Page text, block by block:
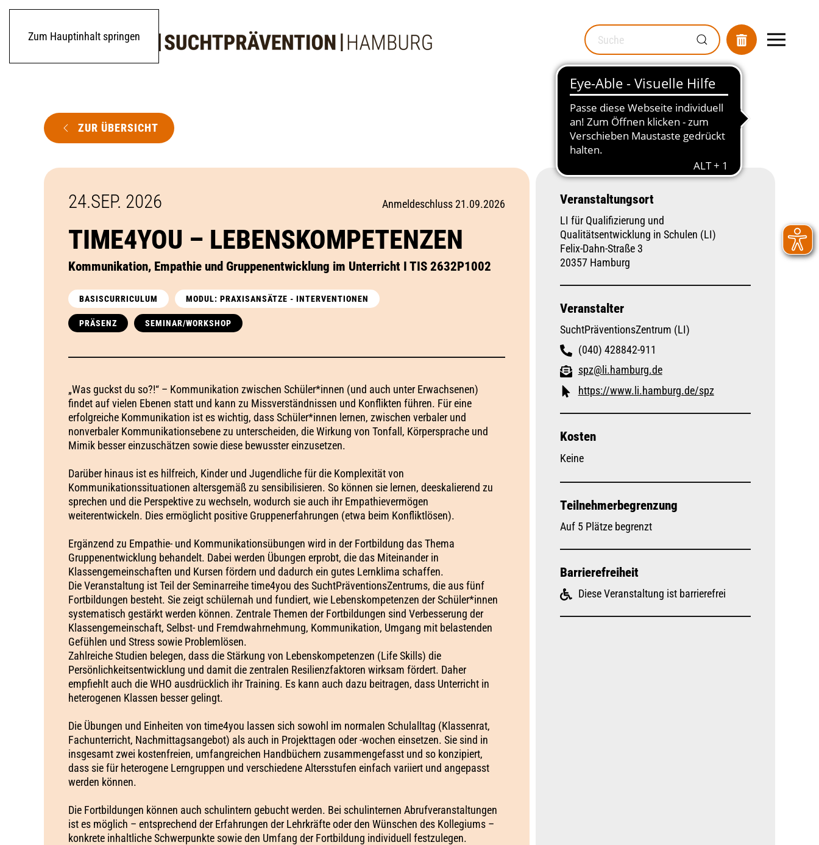
Zum Hauptinhalt springen MOD_GESUNDHEITSWEGWEISER_SEARCH_LABEL
ZUR ÜBERSICHT
24.SEP. 2026 Anmeldeschluss 21.09.2026
TIME4YOU – LEBENSKOMPETENZEN
Kommunikation, Empathie und Gruppenentwicklung im Unterricht I TIS 2632P1002
BASISCURRICULUM MODUL: PRAXISANSÄTZE - INTERVENTIONEN
PRÄSENZ SEMINAR/WORKSHOP
„Was guckst du so?!“ – Kommunikation zwischen Schüler*innen (und auch unter Erwachsenen)
findet auf vielen Ebenen statt und kann zu Missverständnissen und Konflikten führen. Für eine
erfolgreiche Kommunikation ist es wichtig, dass Schüler*innen lernen, zwischen verbaler und
nonverbaler Kommunikationsebene zu unterscheiden, die Wirkung von Tonfall, Körpersprache und
Mimik besser einzuschätzen sowie diese bewusster einzusetzen.
Darüber hinaus ist es hilfreich, Kinder und Jugendliche für die Komplexität von
Kommunikationssituationen altersgemäß zu sensibilisieren. So können sie lernen, deeskalierend zu
sprechen und die Perspektive zu wechseln, wodurch sie auch ihr Empathievermögen
weiterentwickeln. Dies ermöglicht positive Gruppenerfahrungen (etwa beim Konfliktlösen).
Ergänzend zu Empathie- und Kommunikationsübungen wird in der Fortbildung das Thema
Gruppenentwicklung behandelt. Dabei werden Übungen erprobt, die das Miteinander in
Klassengemeinschaften und Kursen fördern und dadurch ein gutes Lernklima schaffen.
Die Veranstaltung ist Teil der Seminarreihe time4you des SuchtPräventionsZentrums, die aus fünf
Fortbildungen besteht. Sie zeigt schülernah und fundiert, wie Lebenskompetenzen der Schüler*innen
systematisch gestärkt werden können. Zentrale Themen der Fortbildungen sind Verbesserung der
Klassengemeinschaft, Selbst- und Fremdwahrnehmung, Kommunikation, Umgang mit belastenden
Gefühlen und Stress sowie Problemlösen.
Zahlreiche Studien belegen, dass die Stärkung von Lebenskompetenzen (Life Skills) die
Persönlichkeitsentwicklung​ und damit die zentralen Resilienzfaktoren wirksam fördert. Daher
empfiehlt auch die WHO ausdrücklich ihr Training. Es kann auch dazu beitragen, dass Unterricht in
heterogenen Klassen besser gelingt.
Die Übungen und Einheiten von time4you lassen sich sowohl im normalen Schulalltag (Klassenrat,
Fachunterricht, Nachmittagsangebot) als auch in Projekttagen oder -wochen einsetzen. Sie sind in
insgesamt zwei kostenfreien, umfangreichen Handbüchern zusammengefasst und so konzipiert,
dass sie für heterogene Lerngruppen und verschiedene Altersstufen einfach variiert und angepasst
werden können.
Die Fortbildungen können auch schulintern gebucht werden. Bei schulinternen Abrufveranstaltungen
ist es möglich – entsprechend der Erfahrungen der Lehrkräfte oder den Wünschen des Kollegiums –
konkrete inhaltliche Schwerpunkte sowie den Umfang der Fortbildung individuell festzulegen.
Veranstaltungsort
LI für Qualifizierung und
Qualitätsentwicklung in Schulen (LI)
Felix-Dahn-Straße 3
20357 Hamburg
Veranstalter
SuchtPräventionsZentrum (LI)
(040) 428842-911
spz@li.hamburg.de
https://www.li.hamburg.de/spz
Kosten
Keine
Teilnehmerbegrenzung
Auf 5 Plätze begrenzt
Barrierefreiheit
Diese Veranstaltung ist barrierefrei